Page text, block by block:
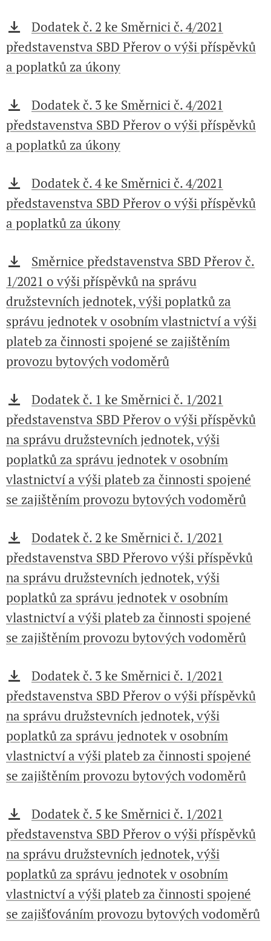
Dodatek č. 2 ke Směrnici č. 4/2021
představenstva SBD Přerov o výši příspěvků
a poplatků za úkony
Dodatek č. 3 ke Směrnici č. 4/2021
představenstva SBD Přerov o výši příspěvků
a poplatků za úkony
Dodatek č. 4 ke Směrnici č. 4/2021
představenstva SBD Přerov o výši příspěvků
a poplatků za úkony
Směrnice představenstva SBD Přerov č.
1/2021 o výši příspěvků na správu
družstevních jednotek, výši poplatků za
správu jednotek v osobním vlastnictví a výši
plateb za činnosti spojené se zajištěním
provozu bytových vodoměrů
Dodatek č. 1 ke Směrnici č. 1/2021
představenstva SBD Přerov o výši příspěvků
na správu družstevních jednotek, výši
poplatků za správu jednotek v osobním
vlastnictví a výši plateb za činnosti spojené
se zajištěním provozu bytových vodoměrů
Dodatek č. 2 ke Směrnici č. 1/2021
představenstva SBD Přerovo výši příspěvků
na správu družstevních jednotek, výši
poplatků za správu jednotek v osobním
vlastnictví a výši plateb za činnosti spojené
se zajištěním provozu bytových vodoměrů
Dodatek č. 3 ke Směrnici č. 1/2021
představenstva SBD Přerov o výši příspěvků
na správu družstevních jednotek, výši
poplatků za správu jednotek v osobním
vlastnictví a výši plateb za činnosti spojené
se zajištěním provozu bytových vodoměrů
Dodatek č. 5 ke Směrnici č. 1/2021
představenstva SBD Přerov o výši příspěvků
na správu družstevních jednotek, výši
poplatků za správu jednotek v osobním
vlastnictví a výši plateb za činnosti spojené
se zajišťováním provozu bytových vodoměrů